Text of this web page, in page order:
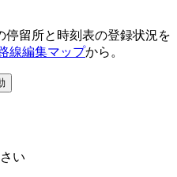
留所と時刻表の登録状況を
線編集マップから。
い